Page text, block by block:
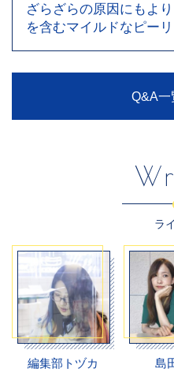
ざらざらの原因にもよ
を含むマイルドなピー
Q&A一
ラ
編集部トヅカ 島